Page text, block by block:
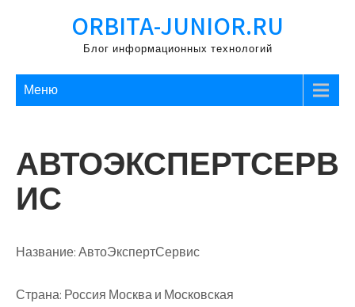
ORBITA-JUNIOR.RU
Блог информационных технологий
Меню
АВТОЭКСПЕРТСЕРВ
ИС
Название:АвтоЭкспертСервис
Страна: Россия Москва и Московская